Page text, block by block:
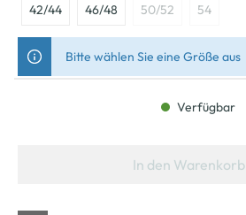
42/44 46/48 50/52 54
Bitte wählen Sie eine Größe aus
Verfügbar
In den Warenkorb